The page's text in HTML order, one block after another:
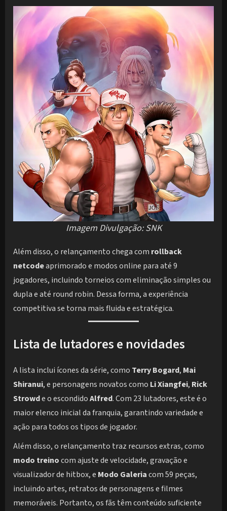
Imagem Divulgação: SNK
Além disso, o relançamento chega com rollback
netcodeaprimorado e modos online para até 9
jogadores, incluindo torneios com eliminação simples ou
dupla e até round robin. Dessa forma, a experiência
competitiva se torna mais fluida e estratégica.
Lista de lutadores e novidades
A lista inclui ícones da série, como Terry Bogard, Mai
Shiranui, e personagens novatos como Li Xiangfei, Rick
Strowde o escondidoAlfred. Com 23 lutadores, este é o
maior elenco inicial da franquia, garantindo variedade e
ação para todos os tipos de jogador.
Além disso, o relançamento traz recursos extras, como
modo treinocom ajuste de velocidade, gravação e
visualizador de hitbox, e Modo Galeriacom 59 peças,
incluindo artes, retratos de personagens e filmes
memoráveis. Portanto, os fãs têm conteúdo suficiente